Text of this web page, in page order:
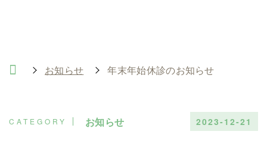
お知らせ 年末年始休診のお知らせ
お知らせ 2023-12-21